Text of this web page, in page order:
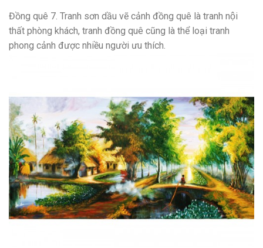
Đồng quê 7. Tranh sơn dầu vẽ cảnh đồng quê là tranh nội
thất phòng khách, tranh đồng quê cũng là thể loại tranh
phong cảnh được nhiều người ưu thích.